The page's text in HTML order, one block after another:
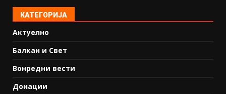
КАТЕГОРИЈА
Актуелно
Балкан и Свет
Вонредни вести
Донации